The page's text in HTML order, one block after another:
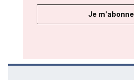
Je m'abonne